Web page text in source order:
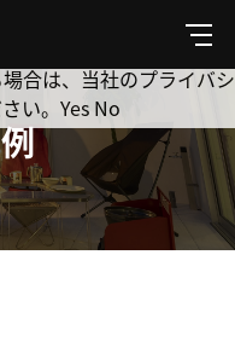
メ
ニ
ュ
追跡してもよろしいです
極めて重視しています。
合は、当社のプライバシ
い。 Yes No